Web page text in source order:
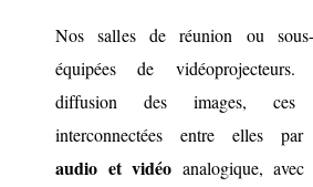
Nos salles de réunion ou sous-
équipées de
diffusion des images, ces
interconnectées entre elles
audio et vidéo analogique,